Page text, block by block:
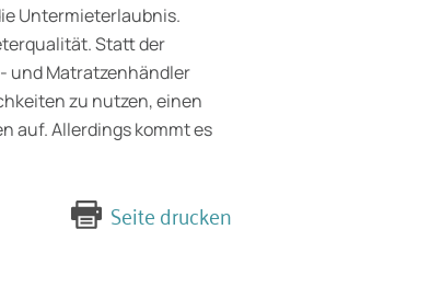
Untermieterlaubnis.
Statt der
und Matratzenhändler
zu nutzen, einen
auf. Allerdings kommt es
Seite drucken